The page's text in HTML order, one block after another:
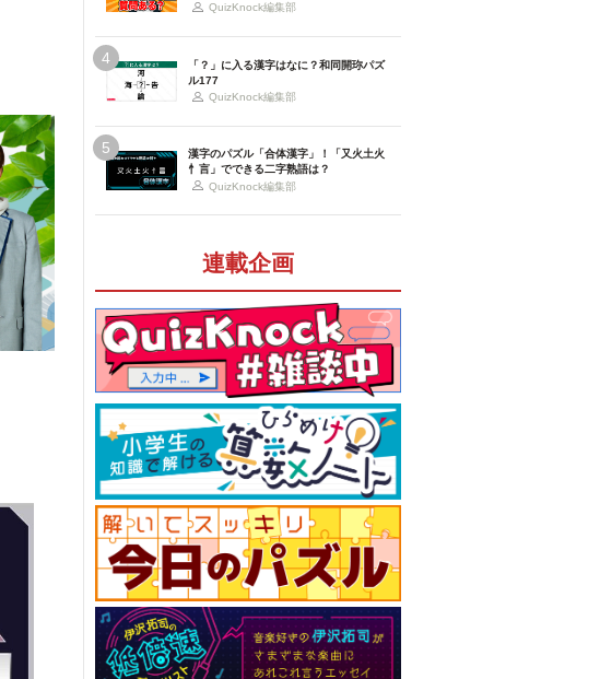
QuizKnock編集部
4
「？」に入る漢字はなに？和同開珎パズ
ル177
QuizKnock編集部
5
漢字のパズル「合体漢字」！「又火土火
忄言」でできる二字熟語は？
QuizKnock編集部
連載企画